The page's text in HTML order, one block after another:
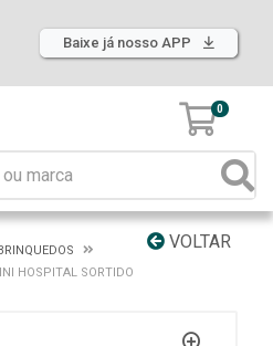
Baixe já nosso APP
0
VOLTAR
HOSPITAL SORTIDO